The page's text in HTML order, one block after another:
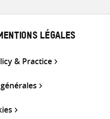
LÉGALES
& Practice